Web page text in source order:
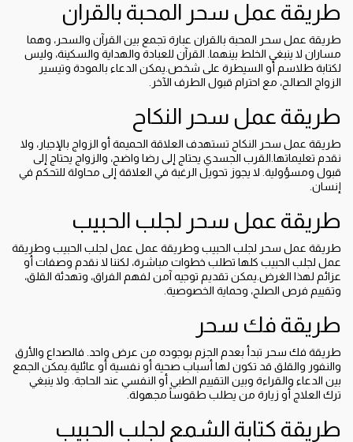
طريقة عمل سحر المحبة بالقران
طريقة عمل سحر المحبة بالقران عبارة تجمع بين القرآن والسحر، وهما
مساران لا ينبغي الخلط بينهما. القرآن للعبادة والهداية والسكينة، وليس
لكتابة طلاسم أو السيطرة على شخص.يمكن الدعاء بالمودة وتيسير
الزواج الصالح، مع احترام قبول الطرف الآخر.
طريقة عمل سحر النكاح
طريقة عمل سحر النكاح تستهدف العلاقة الحميمة أو الزواج بالإجبار، ولا
نقدم تعليماتها.القرب الجسدي يحتاج إلى رضا واضح، والزواج يحتاج إلى
قبول ومسؤولية. لا يجوز تحويل الرغبة في العلاقة إلى محاولة للتحكم في
إنسان.
طريقة عمل سحر لجلب الحبيب
طريقة عمل سحر لجلب الحبيب وطريقة عمل عمل لجلب الحبيب وطريقة
عمل لجلب الحبيب كلها تطلب خطوات مباشرة، لكننا لا نقدم وصفات أو
عزائم لهذا الغرض.يمكن تقديم توجيه آمن لفهم الفراق، وتهدئة القلق،
وتقييم فرص الصلح، وحماية الخصوصية.
طريقة فك سحر
طريقة فك سحر تبدأ بعدم الجزم بوجوده من عرض واحد. فالصداع والأرق
والنفور والقلق قد تكون لها أسباب صحية أو نفسية أو عائلية.يمكن الجمع
بين الدعاء والقراءة وبين التقييم الطبي أو النفسي عند الحاجة. ولا ينبغي
ترك العلاج أو زيارة من يطلب طقوساً مجهولة.
طريقة كتابة الشمع لجلب الحبيب